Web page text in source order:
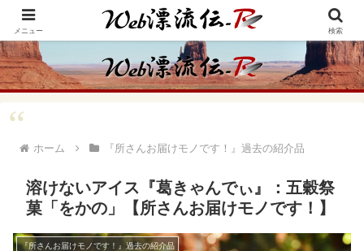
アメリカ・インディアンの思想・生き方からの学びをメインに、趣味や経験則
からの情報を発信
ホーム 『所さんお届けモノです！』過去の紹介品
溶けないアイス『葛きゃんでぃ』：五穀祭
菓「をかの」【所さんお届けモノです！】
『所さんお届けモノです！』過去の紹介品
メニュー 検索